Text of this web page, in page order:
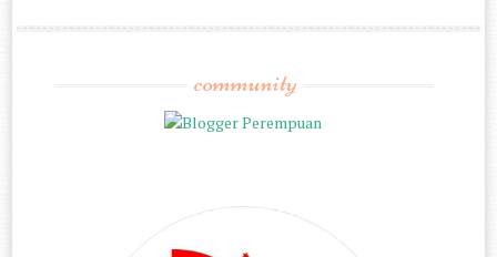
community